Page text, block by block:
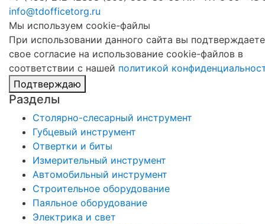
info@tdofficetorg.ru
Мы используем cookie-файлы
При использовании данного сайта вы подтверждаете
свое согласие на использование cookie-файлов в
соответствии с нашей политикой
Подтверждаю
Разделы
Столярно-слесарный инструмент
Губцевый инструмент
Отвертки и биты
Измерительный инструмент
Автомобильный инструмент
Строительное оборудование
Паяльное оборудование
Электрика и свет